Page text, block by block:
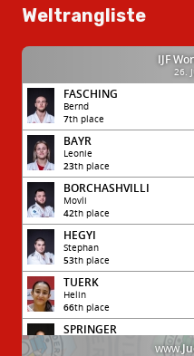
Weltrangliste